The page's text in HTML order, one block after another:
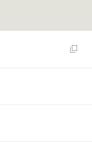
表示は、会員本人
すべて会員の責任
害について、当社